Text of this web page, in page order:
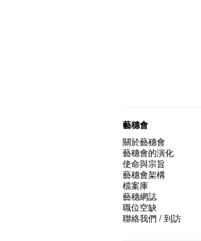
藝穗會
關於藝穗會
藝穗會的演化
使命與宗旨
藝穗會架構
檔案庫
藝穗網誌
職位空缺
聯絡我們 / 到訪